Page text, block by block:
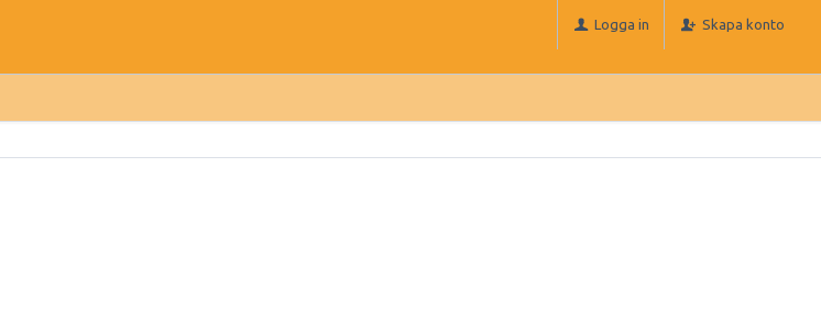
Logga in Skapa konto